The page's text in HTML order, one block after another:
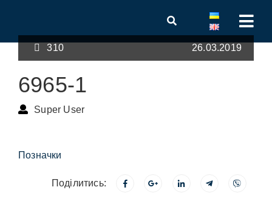
310 26.03.2019
6965-1
Super User
Позначки
Поділитись: